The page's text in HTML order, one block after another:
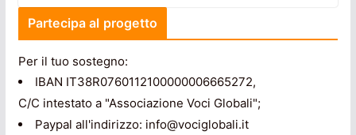
Partecipa al progetto
Per il tuo sostegno:
IBAN IT38R0760112100000006665272,
C/C intestato a "Associazione Voci Globali";
Paypal all'indirizzo: info@vociglobali.it